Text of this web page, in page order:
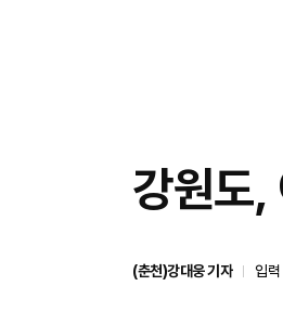
강원도,
(춘천)강대웅 기자
입